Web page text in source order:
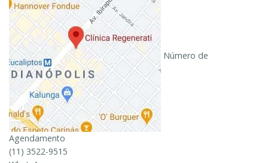
Número de
Agendamento
(11) 3522-9515